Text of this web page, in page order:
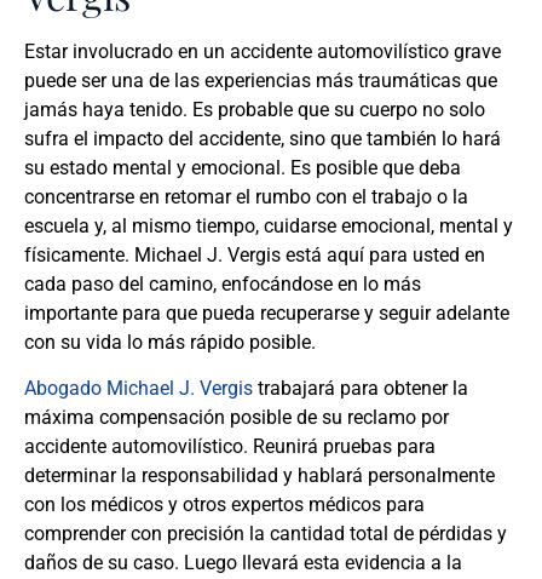
Estar involucrado en un accidente automovilístico grave
puede ser una de las experiencias más traumáticas que
jamás haya tenido. Es probable que su cuerpo no solo
sufra el impacto del accidente, sino que también lo hará
su estado mental y emocional. Es posible que deba
concentrarse en retomar el rumbo con el trabajo o la
escuela y, al mismo tiempo, cuidarse emocional, mental y
físicamente. Michael J. Vergis está aquí para usted en
cada paso del camino, enfocándose en lo más
importante para que pueda recuperarse y seguir adelante
con su vida lo más rápido posible.
Abogado Michael J. Vergis trabajará para obtener la
máxima compensación posible de su reclamo por
accidente automovilístico. Reunirá pruebas para
determinar la responsabilidad y hablará personalmente
con los médicos y otros expertos médicos para
comprender con precisión la cantidad total de pérdidas y
daños de su caso. Luego llevará esta evidencia a la